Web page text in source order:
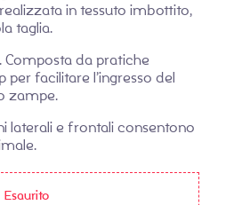
in tessuto imbottito,
taglia.
Composta da pratiche
facilitare l’ingresso del
zampe.
laterali e frontali consentono
Esaurito